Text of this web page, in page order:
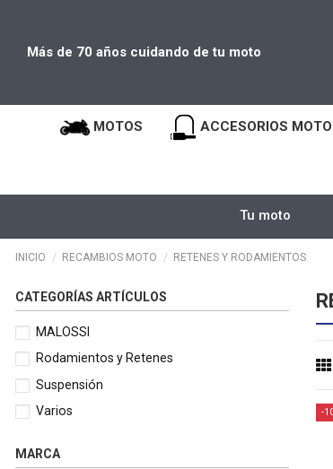
Más de 70 años cuidando de tu moto
MOTOS ACCESORIOS MOTO
Tu moto
INICIO RECAMBIOS MOTO RETENES Y RODAMIENTOS
-
CATEGORÍAS ARTÍCULOS
MALOSSI
Rodamientos y Retenes
Suspensión
Varios
MARCA